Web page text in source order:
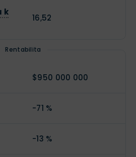
k
16,52
Rentabilita
$950 000 000
-71 %
-13 %